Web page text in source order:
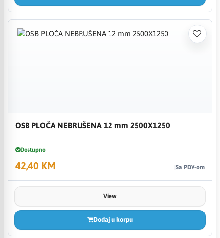
OSB PLOČA NEBRUŠENA 12 mm 2500X1250
Dostupno
42,40 KM Sa PDV-om
View
Dodaj u korpu